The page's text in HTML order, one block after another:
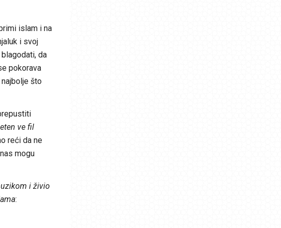
islam i na
i svoj
da
pokorava
što
ve fil
reći da ne
mogu
i živio
: